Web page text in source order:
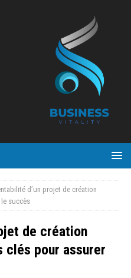
d’un projet de création
succès
de création
clés pour assurer